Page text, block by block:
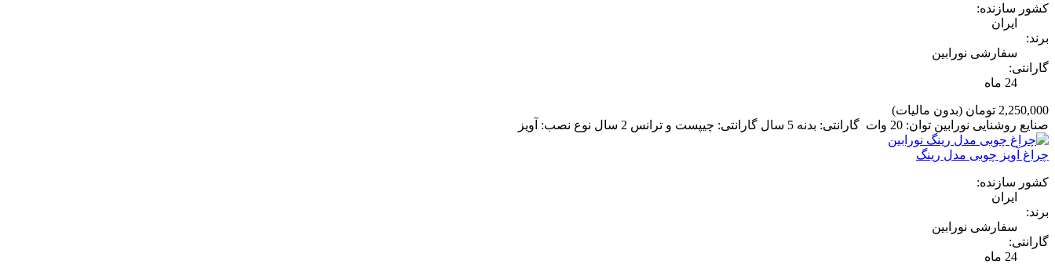
کشور سازنده:
ایران
برند:
سفارشی نورابین
گارانتی:
24 ماه
2,250,000 تومان
(بدون مالیات)
صنایع روشنایی نورابین توان: 20 وات گارانتی: بدنه 5 سال گارانتی: چیپست و ترانس 2 سال نوع نصب: آویز
چراغ آویز چوبی مدل رینگ
کشور سازنده:
ایران
برند:
سفارشی نورابین
گارانتی:
24 ماه